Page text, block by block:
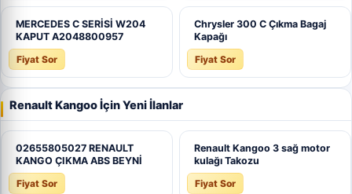
MERCEDES C SERİSİ W204
KAPUT A2048800957
Fiyat Sor
Chrysler 300 C Çıkma Bagaj
Kapağı
Fiyat Sor
Renault Kangoo İçin Yeni İlanlar
02655805027 RENAULT
KANGO ÇIKMA ABS BEYNİ
Fiyat Sor
Renault Kangoo 3 sağ motor
kulağı Takozu
Fiyat Sor